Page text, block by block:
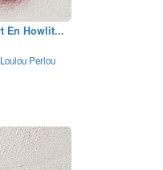
En Howlit...
Perlou